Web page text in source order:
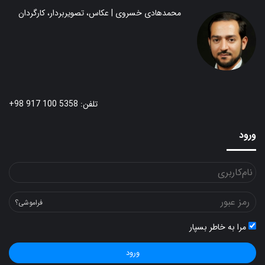
محمدهادی خسروی | عکاس، تصویربردار، کارگردان
تلفن: 5358 100 917 98+
ورود
فراموشی؟
مرا به خاطر بسپار
ورود